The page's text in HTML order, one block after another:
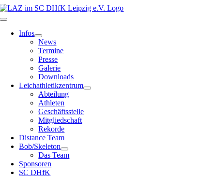
Zum
Inhalt
Toggle
Navigation
Infos
News
Termine
Presse
Galerie
Downloads
Leichathletikzentrum
Abteilung
Athleten
Geschäftsstelle
Mitgliedschaft
Rekorde
Distance Team
Bob/Skeleton
Das Team
Sponsoren
SC DHfK